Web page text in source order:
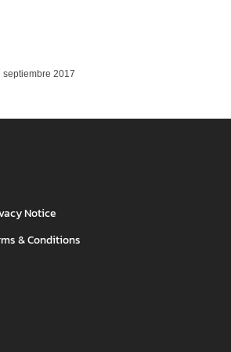
septiembre 2017
Notice
& Conditions